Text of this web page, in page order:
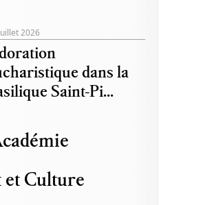
2026
dans la
Saint-Pi...
Culture